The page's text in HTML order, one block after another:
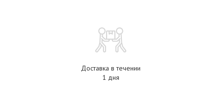
Доставка в течении
1 дня